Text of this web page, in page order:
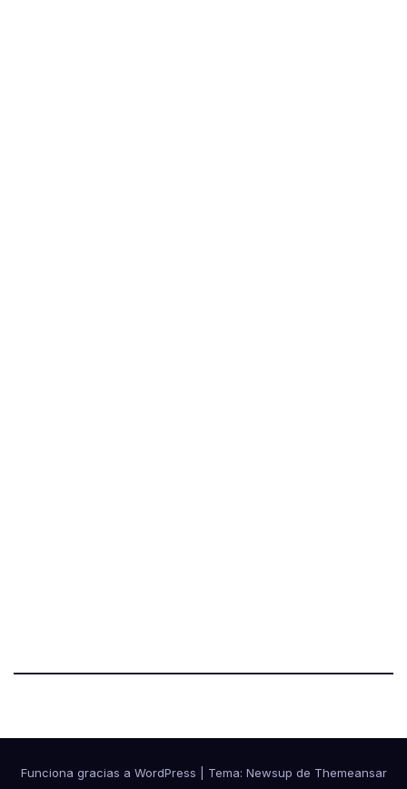
Funciona gracias a WordPress Tema: Newsup de Themeansar